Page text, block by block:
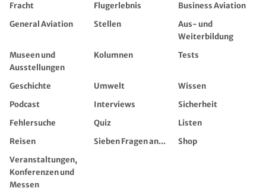
Fracht
Flugerlebnis
Business Aviation
General Aviation
Stellen
Aus- und
Weiterbildung
Museen und
Ausstellungen
Kolumnen Tests
Geschichte Umwelt
Wissen
Podcast
Interviews
Sicherheit
Fehlersuche
Quiz
Listen
Reisen
Sieben Fragen an...
Shop
Veranstaltungen,
Konferenzen und
Messen